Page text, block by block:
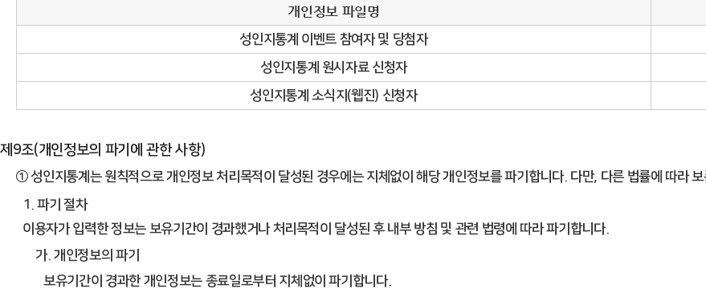
개인정보 파일명
성인지통계 이벤트 참여자 및 당첨자
성인지통계 원시자료 신청자
성인지통계 소식지(웹진) 신청자
제9조(개인정보의 파기에 관한 사항)
① 성인지통계는 원칙적으로 개인정보 처리목적이 달성된 경우에는 지체없이 해당 개인정보를 파기합니다. 다만, 다른 법률에 따라
1. 파기 절차
이용자가 입력한 정보는 보유기간이 경과했거나 처리목적이 달성된 후 내부 방침 및 관련 법령에 따라 파기합니다.
가. 개인정보의 파기
보유기간이 경과한 개인정보는 종료일로부터 지체없이 파기합니다.